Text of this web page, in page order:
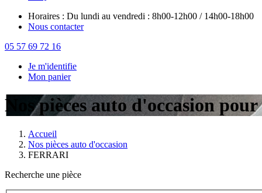
Horaires : Du lundi au vendredi : 8h00-12h00 / 14h00-18h00
Nous contacter
05 57 69 72 16
Je m'identifie
Mon panier
Nos pièces auto d'occasion
Accueil
Nos pièces auto d'occasion
FERRARI
Recherche une pièce